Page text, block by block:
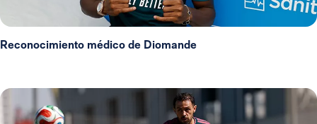
Reconocimiento médico de Diomande